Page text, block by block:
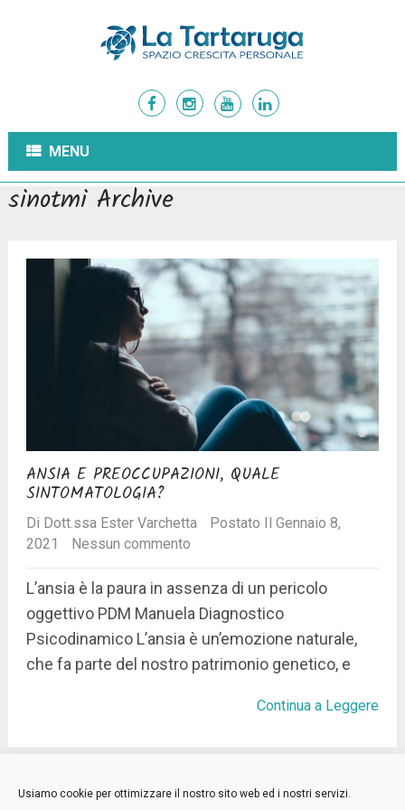
Usiamo cookie per ottimizzare il nostro sito web ed i nostri servizi.
MENU
sinotmi Archive
ANSIA E PREOCCUPAZIONI, QUALE
SINTOMATOLOGIA?
Di Dott.ssa Ester Varchetta
Postato Il Gennaio 8,
2021
Nessun commento
L’ansia è la paura in assenza di un pericolo
oggettivo PDM Manuela Diagnostico
Psicodinamico L’ansia è un’emozione naturale,
che fa parte del nostro patrimonio genetico, e
Continua a Leggere
Niente più posts.